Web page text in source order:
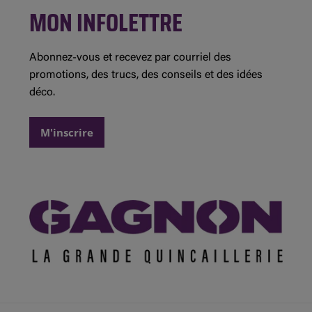
Saint-Jean-sur-Richelieu
Détails des promotions
Instagram
MON INFOLETTRE
Abonnez-vous et recevez par courriel des
promotions, des trucs, des conseils et des idées
déco.
M'inscrire